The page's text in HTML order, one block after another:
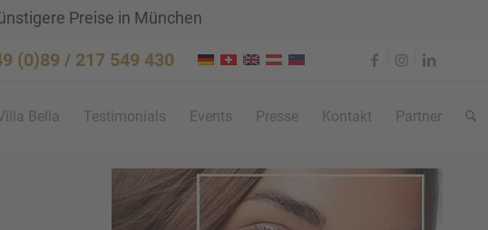
Preise in München
(0)89 / 217 549 430
Bella Testi­mo­ni­als Events Presse Kontakt Partner